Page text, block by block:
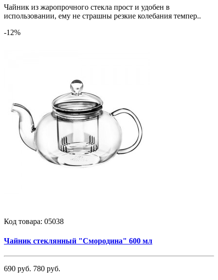
Чайник из жаропрочного стекла прост и удобен в
использовании, ему не страшны резкие колебания темпер..
-12%
Код товара: 05038
Чайник стеклянный "Смородина" 600 мл
690 руб. 780 руб.